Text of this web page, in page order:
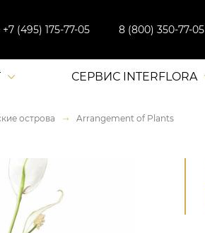
+7 (495) 175-77-05 8 (800) 350-77-05
СЕРВИС INTERFLORA
острова Arrangement of Plants